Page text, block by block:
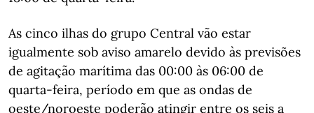
As cinco ilhas do grupo Central vão estar
igualmente sob aviso amarelo devido às previsões
de agitação marítima das 00:00 às 06:00 de
quarta-feira, período em que as ondas de
oeste/noroeste poderão atingir entre os seis a